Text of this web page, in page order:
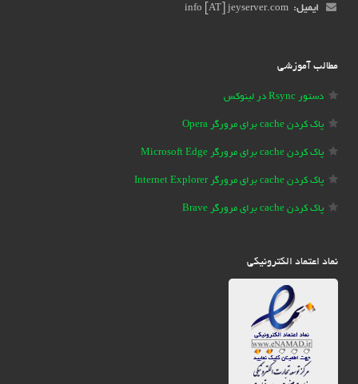
ایمیل:
مطالب آموزشی
دستور Rsync در لینوکس
پاک کردن cache برای مرورگر Opera
پاک کردن cache برای مرورگر Microsoft Edge
پاک کردن cache برای مرورگر Internet Explorer
پاک کردن cache برای مرورگر Brave
نماد اعتماد الکترونیکی